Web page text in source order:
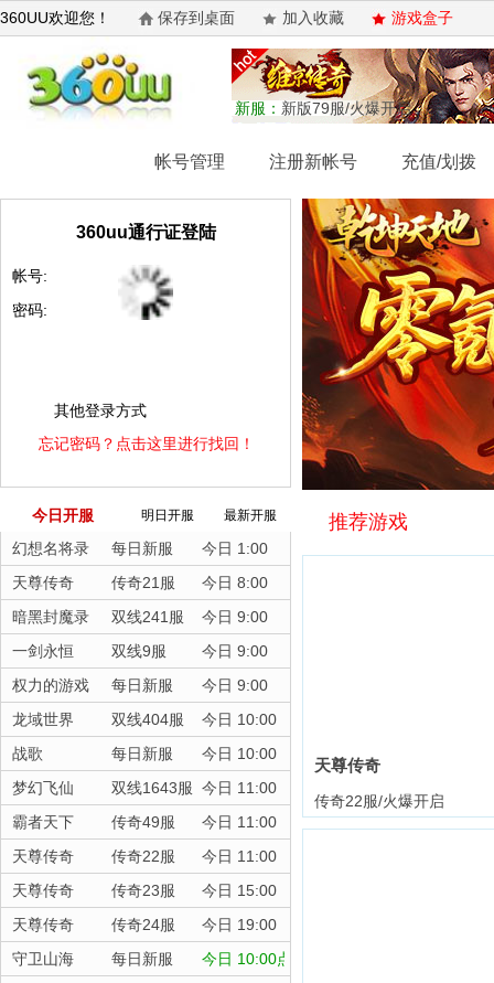
360UU欢迎您！ 保存到桌面 加入收藏 游戏盒子
新服： 新版79服/火爆开启
帐号管理 注册新帐号 充值/划拨
360uu通行证登陆
帐号:
密码:
其他登录方式
忘记密码？点击这里进行找回！
今日开服 明日开服 最新开服
幻想名将录 每日新服
今日 1:00
天尊传奇
传奇21服
今日 8:00
暗黑封魔录
双线241服
今日 9:00
一剑永恒
双线9服
今日 9:00
权力的游戏
每日新服
今日 9:00
龙域世界
双线404服
今日 10:00
战歌
每日新服
今日 10:00
梦幻飞仙
双线1643服 今日 11:00
霸者天下
传奇49服
今日 11:00
天尊传奇
传奇22服
今日 11:00
天尊传奇
传奇23服
今日 15:00
天尊传奇
传奇24服
今日 19:00
守卫山海
每日新服
今日 10:00点
推荐游戏
天尊传奇
传奇22服/火爆开启